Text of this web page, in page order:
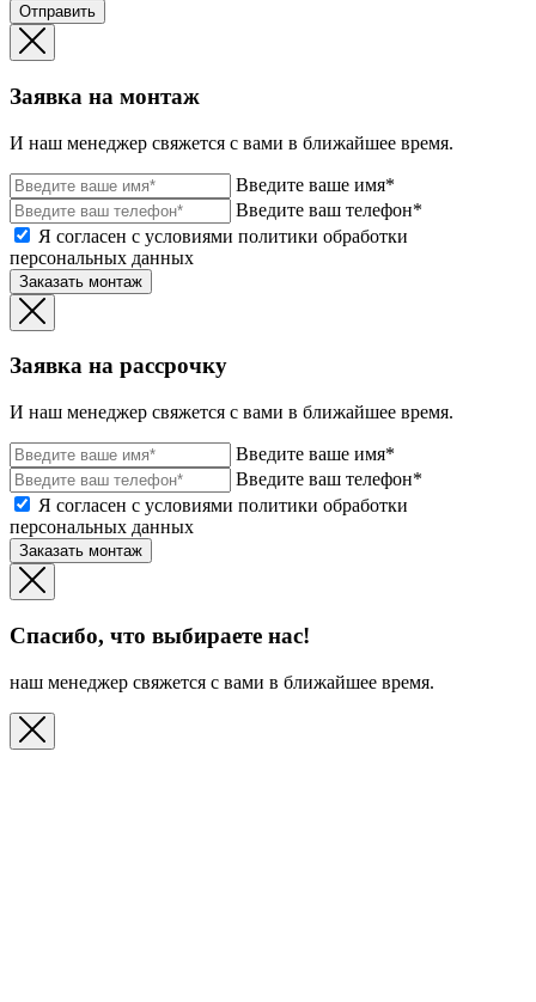
Отправить
Заявка на монтаж
И наш менеджер свяжется с вами в ближайшее время.
Введите ваше имя*
Введите ваш телефон*
Я согласен с условиями политики обработки
персональных данных
Заказать монтаж
Заявка на рассрочку
И наш менеджер свяжется с вами в ближайшее время.
Введите ваше имя*
Введите ваш телефон*
Я согласен с условиями политики обработки
персональных данных
Заказать монтаж
Спасибо, что выбираете нас!
наш менеджер свяжется с вами в ближайшее время.